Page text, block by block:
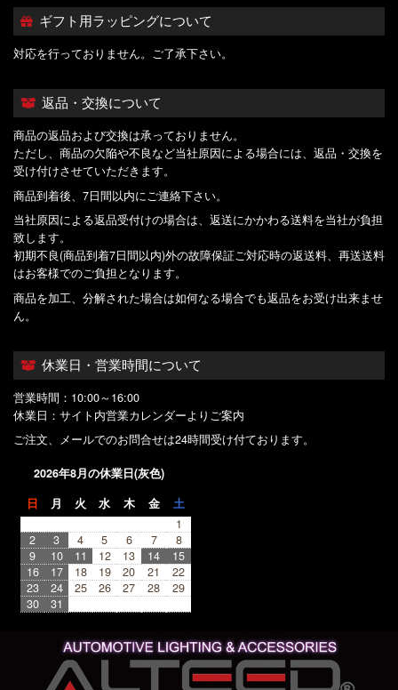
ギフト用ラッピングについて
対応を行っておりません。ご了承下さい。
返品・交換について
商品の返品および交換は承っておりません。
ただし、商品の欠陥や不良など当社原因による場合には、返品・交換を
受け付けさせていただきます。
商品到着後、7日間以内にご連絡下さい。
当社原因による返品受付けの場合は、返送にかかわる送料を当社が負担
致します。
初期不良(商品到着7日間以内)外の故障保証ご対応時の返送料、再送送料
はお客様でのご負担となります。
商品を加工、分解された場合は如何なる場合でも返品をお受け出来ませ
ん。
休業日・営業時間について
営業時間：10:00～16:00
休業日：サイト内営業カレンダーよりご案内
ご注文、メールでのお問合せは24時間受け付ております。
2026年8月の休業日(灰色)
日 月 火 水 木 金 土
1
2
3 4 5 6 7
8
9
10 11 12 13 14
15
16
17 18 19 20 21
22
23
24 25 26 27 28
29
30
31